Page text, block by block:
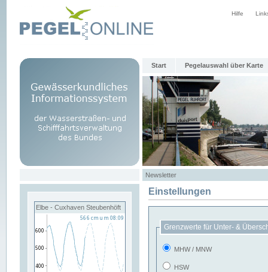
Hilfe
Start Pegelauswahl über Karte
Newsletter
Elbe - Cuxhaven Steubenhöft
Einstellungen
Grenzwerte für Unter- &
MHW / MNW
HSW